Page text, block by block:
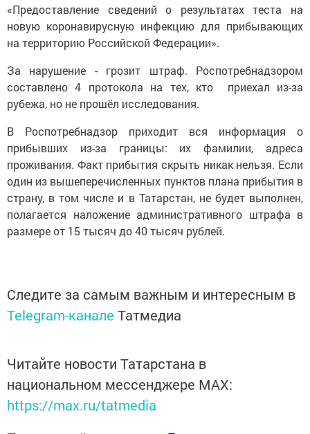
«Предоставление сведений о результатах теста на
новую коронавирусную инфекцию для прибывающих
на территорию Российской Федерации».
За нарушение - грозит штраф. Роспотребнадзором
составлено 4 протокола на тех, кто приехал из-за
рубежа, но не прошёл исследования.
В Роспотребнадзор приходит вся информация о
прибывших из-за границы: их фамилии, адреса
проживания. Факт прибытия скрыть никак нельзя. Если
один из вышеперечисленных пунктов плана прибытия в
страну, в том числе и в Татарстан, не будет выполнен,
полагается наложение административного штрафа в
размере от 15 тысяч до 40 тысяч рублей.
Следите за самым важным и интересным в
Telegram-канале Татмедиа
Читайте новости Татарстана в
национальном мессенджере MАХ:
https://max.ru/tatmedia